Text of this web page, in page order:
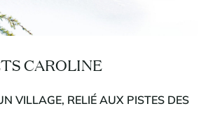
CAROLINE
VILLAGE, RELIÉ AUX PISTES DES